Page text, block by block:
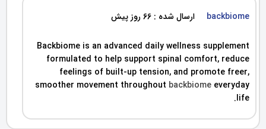
backbiome ارسال شده : 66 روز پیش
Backbiome is an advanced daily wellness supplement
formulated to help support spinal comfort, reduce
feelings of built-up tension, and promote freer,
smoother movement throughout backbiome everyday
life.